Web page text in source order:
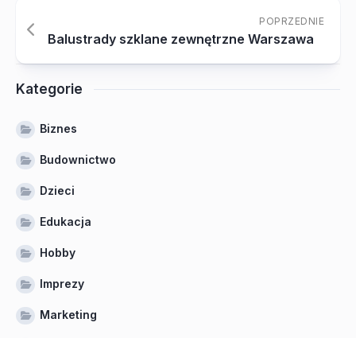
POPRZEDNIE
Balustrady szklane zewnętrzne Warszawa
Kategorie
Biznes
Budownictwo
Dzieci
Edukacja
Hobby
Imprezy
Marketing